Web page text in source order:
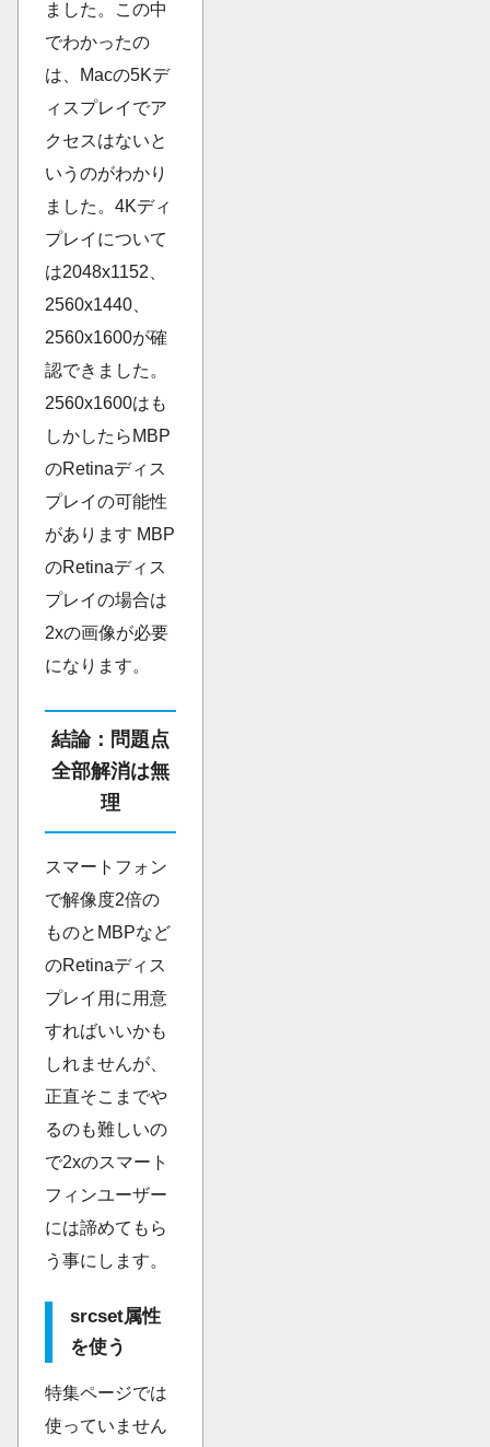
ました。この中
でわかったの
は、Macの5Kデ
ィスプレイでア
クセスはないと
いうのがわかり
ました。4Kディ
プレイについて
は2048x1152、
2560x1440、
2560x1600が確
認できました。
2560x1600はも
しかしたらMBP
のRetinaディス
プレイの可能性
があります MBP
のRetinaディス
プレイの場合は
2xの画像が必要
になります。
結論：問題点
全部解消は無
理
スマートフォン
で解像度2倍の
ものとMBPなど
のRetinaディス
プレイ用に用意
すればいいかも
しれませんが、
正直そこまでや
るのも難しいの
で2xのスマート
フィンユーザー
には諦めてもら
う事にします。
srcset属性
を使う
特集ページでは
使っていません